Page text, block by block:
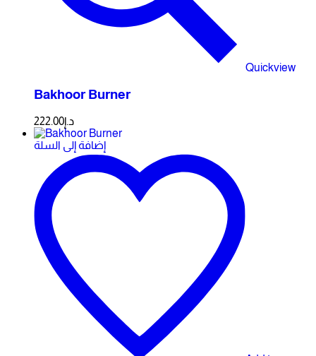
Quickview
Bakhoor Burner
د.إ222.00
إضافة إلى السلة